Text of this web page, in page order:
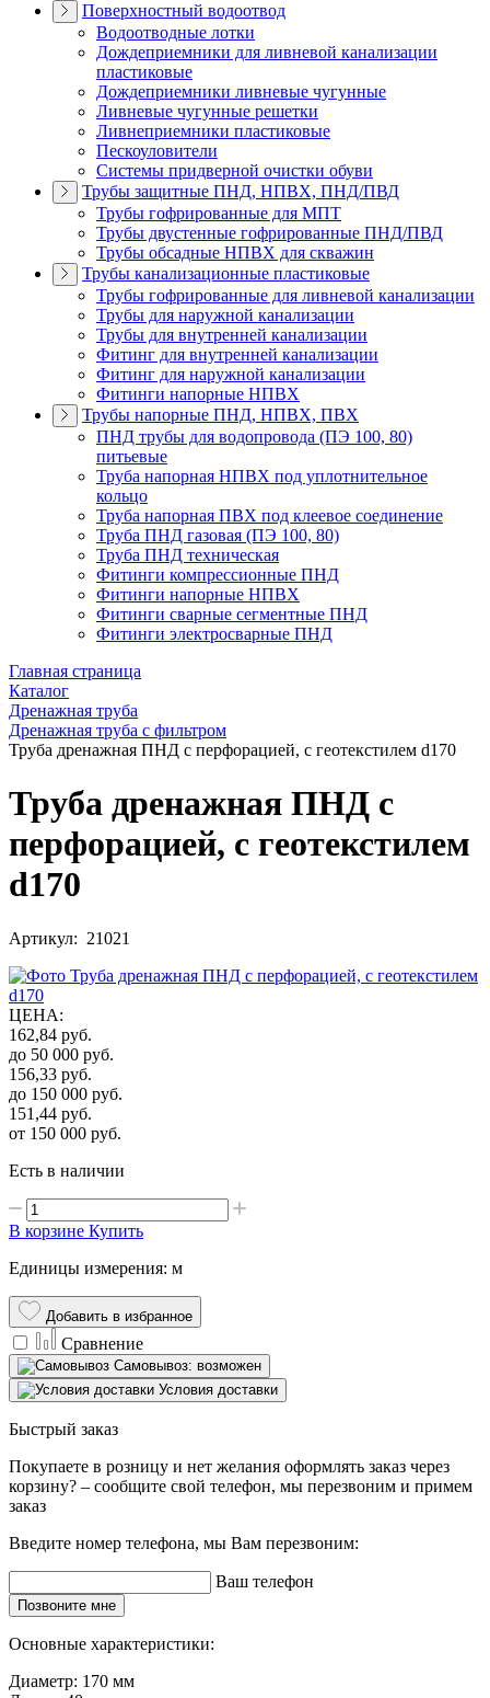
Поверхностный водоотвод
Водоотводные лотки
Дождеприемники для ливневой канализации
пластиковые
Дождеприемники ливневые чугунные
Ливневые чугунные решетки
Ливнеприемники пластиковые
Пескоуловители
Системы придверной очистки обуви
Трубы защитные ПНД, НПВХ, ПНД/ПВД
Трубы гофрированные для МПТ
Трубы двустенные гофрированные ПНД/ПВД
Трубы обсадные НПВХ для скважин
Трубы канализационные пластиковые
Трубы гофрированные для ливневой канализации
Трубы для наружной канализации
Трубы для внутренней канализации
Фитинг для внутренней канализации
Фитинг для наружной канализации
Фитинги напорные НПВХ
Трубы напорные ПНД, НПВХ, ПВХ
ПНД трубы для водопровода (ПЭ 100, 80)
питьевые
Труба напорная НПВХ под уплотнительное
кольцо
Труба напорная ПВХ под клеевое соединение
Труба ПНД газовая (ПЭ 100, 80)
Труба ПНД техническая
Фитинги компрессионные ПНД
Фитинги напорные НПВХ
Фитинги сварные сегментные ПНД
Фитинги электросварные ПНД
Главная страница
Каталог
Дренажная труба
Дренажная труба с фильтром
Труба дренажная ПНД с перфорацией, с геотекстилем d170
Труба дренажная ПНД с
перфорацией, с геотекстилем
d170
Артикул: 21021
ЦЕНА:
162,84 руб.
до 50 000 руб.
156,33 руб.
до 150 000 руб.
151,44 руб.
от 150 000 руб.
Есть в наличии
В корзине Купить
Единицы измерения: м
Добавить в избранное
Сравнение
Самовывоз: возможен
Условия доставки
Быстрый заказ
Покупаете в розницу и нет желания оформлять заказ через
корзину? – сообщите свой телефон, мы перезвоним и примем
заказ
Введите номер телефона, мы Вам перезвоним:
Ваш телефон
Позвоните мне
Основные характеристики:
Диаметр: 170 мм